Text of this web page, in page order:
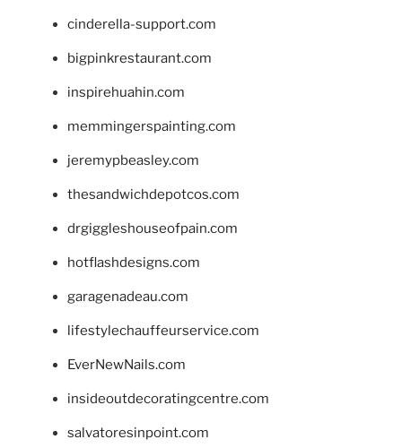
cinderella-support.com
bigpinkrestaurant.com
inspirehuahin.com
memmingerspainting.com
jeremypbeasley.com
thesandwichdepotcos.com
drgiggleshouseofpain.com
hotflashdesigns.com
garagenadeau.com
lifestylechauffeurservice.com
EverNewNails.com
insideoutdecoratingcentre.com
salvatoresinpoint.com